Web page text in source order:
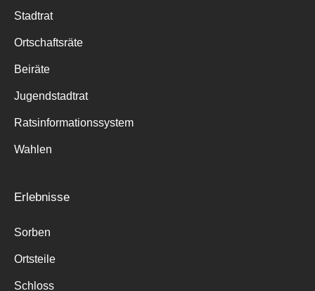
Stadtrat
Ortschaftsräte
Beiräte
Jugendstadtrat
Ratsinformationssystem
Wahlen
Erlebnisse
Sorben
Ortsteile
Schloss